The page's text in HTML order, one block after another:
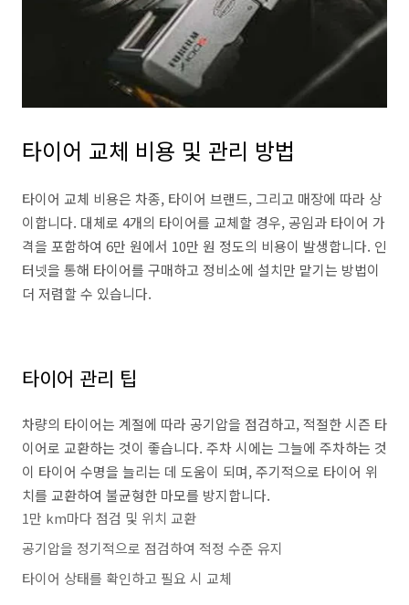
타이어 교체 비용 및 관리 방법
타이어 교체 비용은 차종, 타이어 브랜드, 그리고 매장에 따라 상
이합니다. 대체로 4개의 타이어를 교체할 경우, 공임과 타이어 가
격을 포함하여 6만 원에서 10만 원 정도의 비용이 발생합니다. 인
터넷을 통해 타이어를 구매하고 정비소에 설치만 맡기는 방법이
더 저렴할 수 있습니다.
타이어 관리 팁
차량의 타이어는 계절에 따라 공기압을 점검하고, 적절한 시즌 타
이어로 교환하는 것이 좋습니다. 주차 시에는 그늘에 주차하는 것
이 타이어 수명을 늘리는 데 도움이 되며, 주기적으로 타이어 위
치를 교환하여 불균형한 마모를 방지합니다.
1만 km마다 점검 및 위치 교환
공기압을 정기적으로 점검하여 적정 수준 유지
타이어 상태를 확인하고 필요 시 교체